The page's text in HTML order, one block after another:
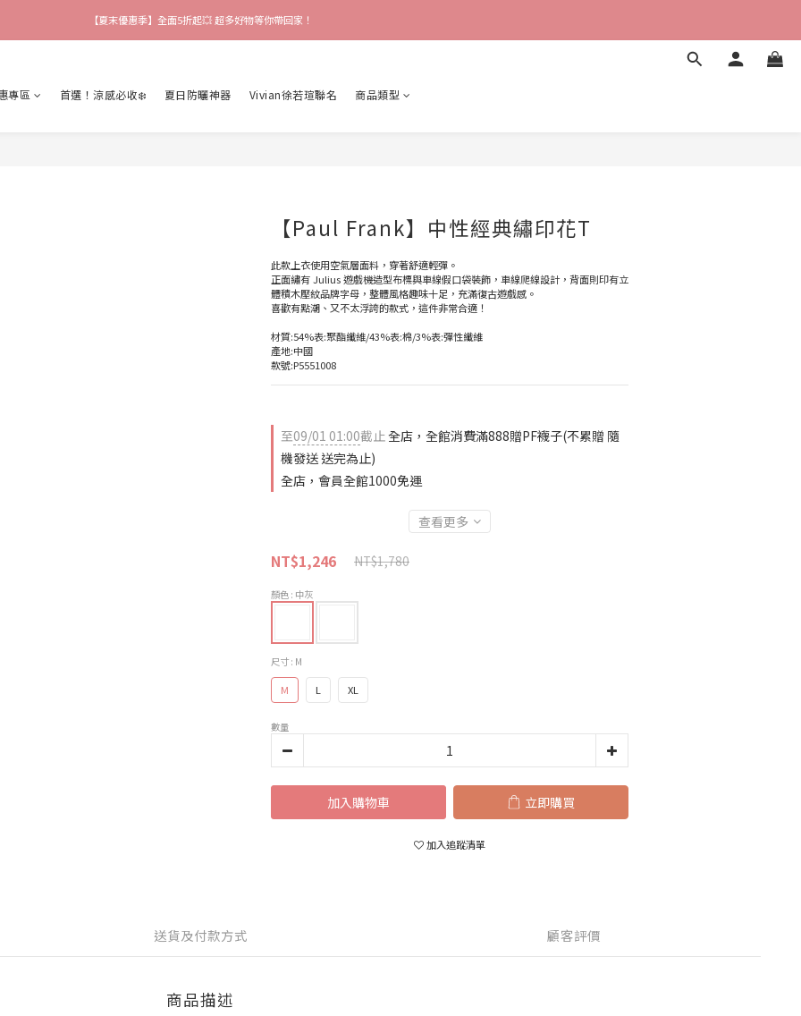
【爸氣猴厲害】 滿$888送襪子 再享吊飾加購價🎉
【會員限定好禮】加入會員就送$200購物金 快來領取❗
專區 首選！涼感必收❄️ 夏日防曬神器 Vivian徐若瑄聯名 商品類型
【Paul Frank】中性經典繡印花T
此款上衣使用空氣層面料，穿著舒適輕彈。
正面繡有 Julius 遊戲機造型布標與車線假口袋裝飾，車線爬線設計，背面則印有立
體積木壓紋品牌字母，整體風格趣味十足，充滿復古遊戲感。
喜歡有點潮、又不太浮誇的款式，這件非常合適！
材質:54%表:聚酯纖維/43%表:棉/3%表:彈性纖維
產地:中國
款號:P5551008
至09/01 01:00截止全店，全館消費滿888贈PF襪子(不累贈 隨
機發送 送完為止)
全店，會員全館1000免運
查看更多
NT$1,246 NT$1,780
顏色 : 中灰
尺寸 : M
M L XL
數量
加入購物車 立即購買
加入追蹤清單
送貨及付款方式 顧客評價
商品描述